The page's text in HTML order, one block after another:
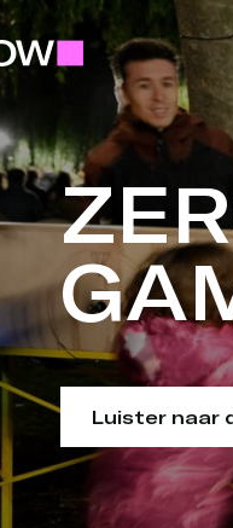
Luister naar